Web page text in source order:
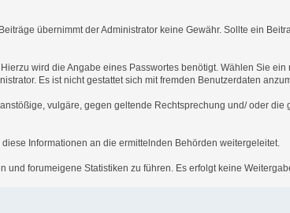
übernimmt der Administrator keine Gewähr. Sollte ein
wird die Angabe eines Passwortes benötigt. Wählen Sie ein
Es ist nicht gestattet sich mit fremden Benutzerdaten
vulgäre, gegen geltende Rechtsprechung und/ oder die
Informationen an die ermittelnden Behörden weitergeleitet.
forumeigene Statistiken zu führen. Es erfolgt keine